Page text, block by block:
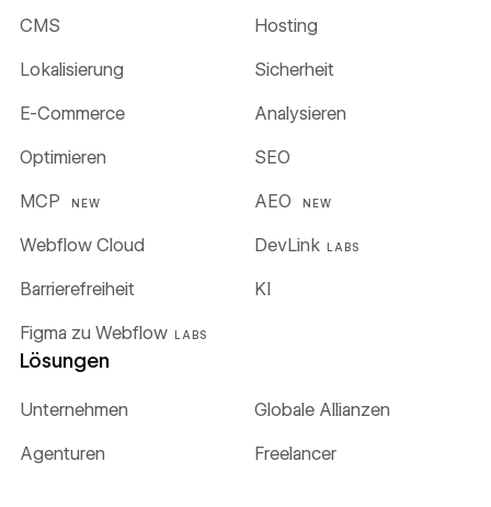
CMS Hosting
Lokalisierung Sicherheit
E-Commerce Analysieren
Optimieren SEO
MCP NEW AEO NEW
Webflow Cloud DevLink LABS
Figma zu Webflow LABS
Barrierefreiheit KI
Lösungen
Unternehmen Globale Allianzen
Agenturen Freelancer